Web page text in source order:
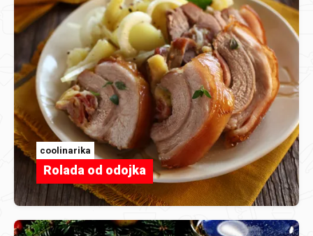
coolinarika
Rolada od odojka